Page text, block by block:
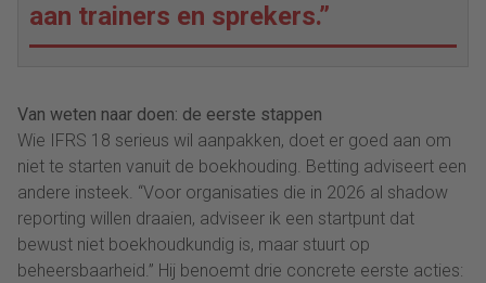
aan trainers en sprekers.”
Van weten naar doen: de eerste stappen
Wie IFRS 18 serieus wil aanpakken, doet er goed aan om
niet te starten vanuit de boekhouding. Betting adviseert een
andere insteek. “Voor organisaties die in 2026 al shadow
reporting willen draaien, adviseer ik een startpunt dat
bewust niet boekhoudkundig is, maar stuurt op
beheersbaarheid.” Hij benoemt drie concrete eerste acties: